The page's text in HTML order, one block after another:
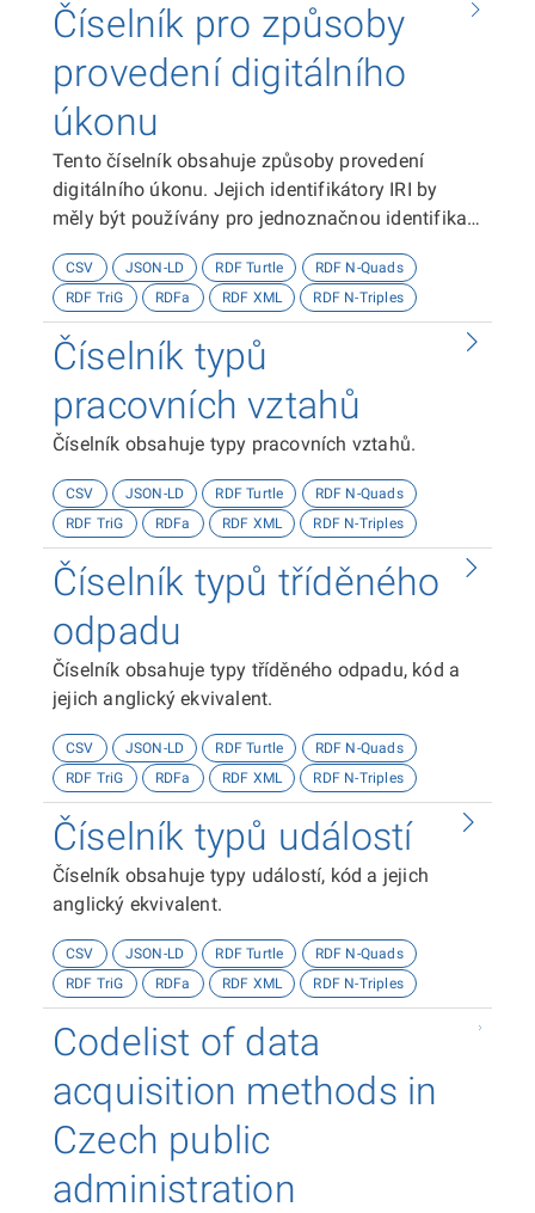
Číselník pro způsoby
provedení digitálního
úkonu
Tento číselník obsahuje způsoby provedení
digitálního úkonu. Jejich identifikátory IRI by
měly být používány pro jednoznačnou identifikaci
CSV JSON-LD RDF Turtle
RDF N-Quads
RDF TriG
RDFa RDF XML RDF N-Triples
Číselník typů
pracovních vztahů
Číselník obsahuje typy pracovních vztahů.
CSV JSON-LD RDF Turtle
RDF N-Quads
RDF TriG
RDFa RDF XML RDF N-Triples
Číselník typů tříděného
odpadu
Číselník obsahuje typy tříděného odpadu, kód a
jejich anglický ekvivalent.
CSV JSON-LD RDF Turtle
RDF N-Quads
RDF TriG
RDFa RDF XML RDF N-Triples
Číselník typů událostí
Číselník obsahuje typy událostí, kód a jejich
anglický ekvivalent.
CSV JSON-LD RDF Turtle
RDF N-Quads
RDF TriG
RDFa RDF XML RDF N-Triples
Codelist of data
acquisition methods in
Czech public
administration